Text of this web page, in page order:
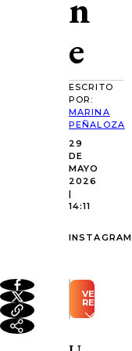
e
ESCRITO
POR:
MARINA
PEÑALOZA
29
DE
MAYO
2026
|
14:11
INSTAGRAM
VER
RESUMEN